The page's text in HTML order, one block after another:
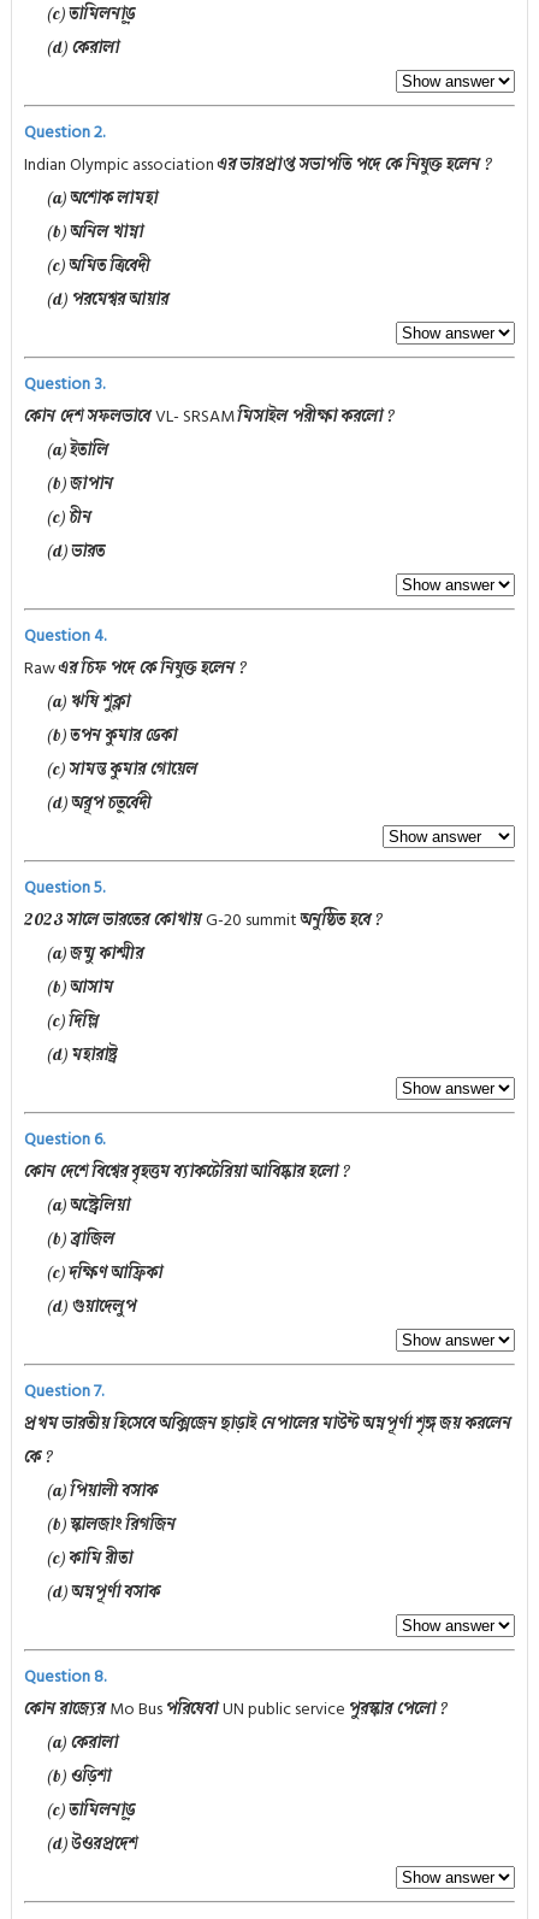
(c) তামিলনাড়ু
(d) কেরালা
Question 2.
Indian Olympic associationএর ভারপ্রাপ্ত সভাপতি পদে কে নিযুক্ত হলেন ?
(a) অশোক লামহা
(b) অনিল খান্না
(c) অমিত ত্রিবেদী
(d) পরমেশ্বর আয়ার
Question 3.
কোন দেশ সফলভাবেVL- SRSAMমিসাইল পরীক্ষা করলো ?
(a) ইতালি
(b) জাপান
(c) চীন
(d) ভারত
Question 4.
Rawএর চিফ পদে কে নিযুক্ত হলেন ?
(a) ঋষি শুক্লা
(b) তপন কুমার ডেকা
(c) সামন্ত কুমার গোয়েল
(d) অরূপ চতুর্বেদী
Question 5.
2023 সালে ভারতের কোথায়G-20 summitঅনুষ্ঠিত হবে ?
(a) জন্মু কাশ্মীর
(b) আসাম
(c) দিল্লি
(d) মহারাষ্ট্র
Question 6.
কোন দেশে বিশ্বের বৃহত্তম ব্যাকটেরিয়া আবিষ্কার হলো ?
(a) অস্ট্রেলিয়া
(b) ব্রাজিল
(c) দক্ষিণ আফ্রিকা
(d) গুয়াদেলুপ
Question 7.
প্রথম ভারতীয় হিসেবে অক্সিজেন ছাড়াই নেপালের মাউন্ট অন্নপূর্ণা শৃঙ্গ জয় করলেন
কে ?
(a) পিয়ালী বসাক
(b) স্কালজাং রিগজিন
(c) কামি রীতা
(d) অন্নপূর্ণা বসাক
Question 8.
কোন রাজ্যেরMo BusপরিষেবাUN public service পুরস্কার পেলো ?
(a) কেরালা
(b) ওড়িশা
(c) তামিলনাড়ু
(d) উওরপ্রদেশ